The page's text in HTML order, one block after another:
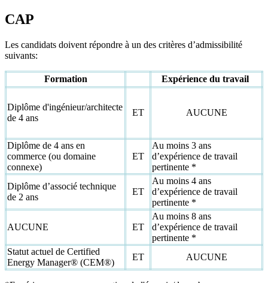
CAP
Les candidats doivent répondre à un des critères d’admissibilité
suivants:
Formation Expérience du travail
Diplôme d'ingénieur/architecte
de 4 ans
ET AUCUNE
Diplôme de 4 ans en
commerce (ou domaine
connexe)
ET
Au moins 3 ans
d’expérience de travail
pertinente *
Diplôme d’associé technique
de 2 ans
ET
Au moins 4 ans
d’expérience de travail
pertinente *
AUCUNE ET
Au moins 8 ans
d’expérience de travail
pertinente *
Statut actuel de Certified
Energy Manager® (CEM®)
ET AUCUNE